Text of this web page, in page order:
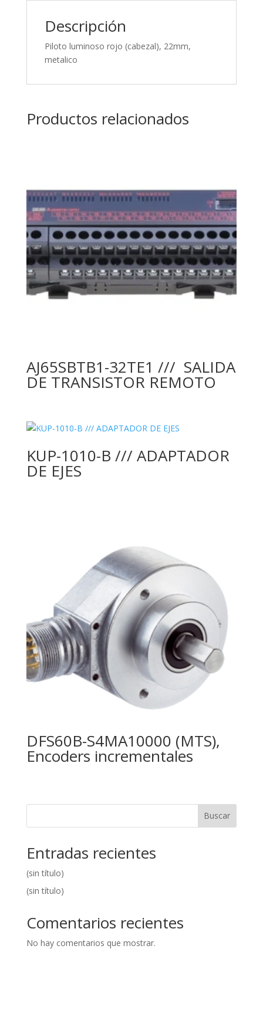
Descripción
Piloto luminoso rojo (cabezal), 22mm,
metalico
Productos relacionados
AJ65SBTB1-32TE1 /// SALIDA
DE TRANSISTOR REMOTO
KUP-1010-B /// ADAPTADOR
DE EJES
DFS60B-S4MA10000 (MTS),
Encoders incrementales
Buscar
Entradas recientes
(sin título)
(sin título)
Comentarios recientes
No hay comentarios que mostrar.